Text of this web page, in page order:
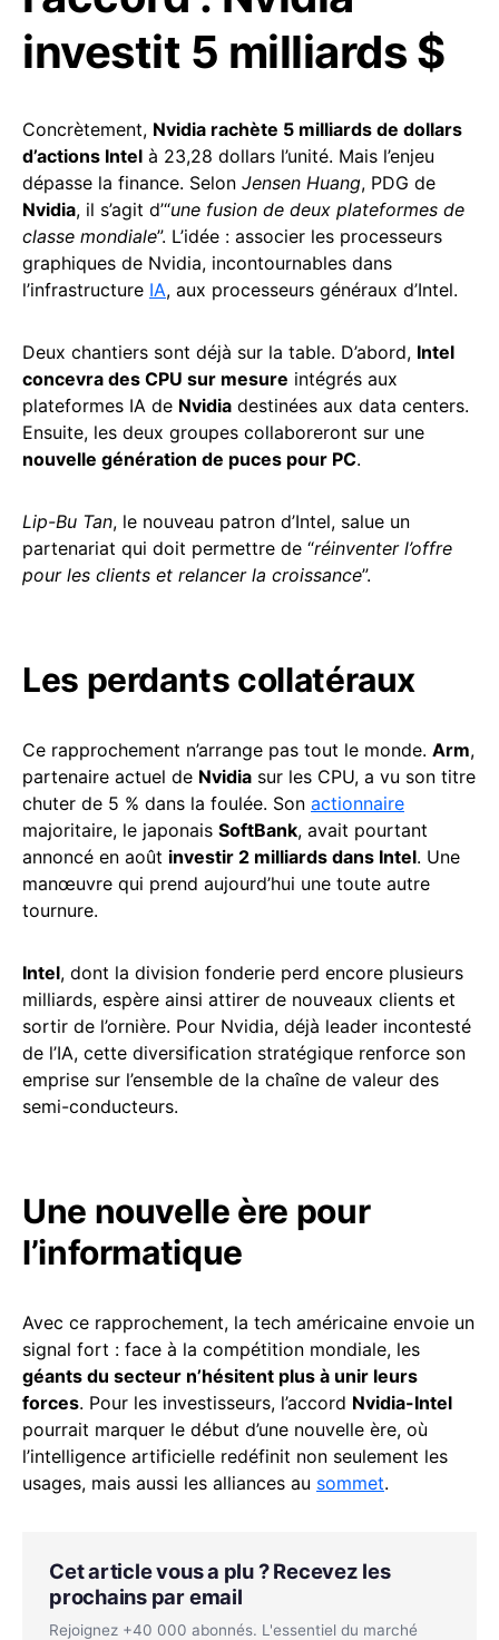
investit 5 milliards $
Concrètement, Nvidia rachète 5 milliards de dollars
d’actions Intel à 23,28 dollars l’unité. Mais l’enjeu
dépasse la finance. Selon Jensen Huang, PDG de
Nvidia, il s’agit d’“une fusion de deux plateformes de
classe mondiale”. L’idée : associer les processeurs
graphiques de Nvidia, incontournables dans
l’infrastructure IA, aux processeurs généraux d’Intel.
Deux chantiers sont déjà sur la table. D’abord, Intel
concevra des CPU sur mesure intégrés aux
plateformes IA de Nvidia destinées aux data centers.
Ensuite, les deux groupes collaboreront sur une
nouvelle génération de puces pour PC.
Lip-Bu Tan, le nouveau patron d’Intel, salue un
partenariat qui doit permettre de “réinventer l’offre
pour les clients et relancer la croissance”.
Les perdants collatéraux
Ce rapprochement n’arrange pas tout le monde. Arm,
partenaire actuel de Nvidia sur les CPU, a vu son titre
chuter de 5 % dans la foulée. Son actionnaire
majoritaire, le japonais SoftBank, avait pourtant
annoncé en août investir 2 milliards dans Intel. Une
manœuvre qui prend aujourd’hui une toute autre
tournure.
Intel, dont la division fonderie perd encore plusieurs
milliards, espère ainsi attirer de nouveaux clients et
sortir de l’ornière. Pour Nvidia, déjà leader incontesté
de l’IA, cette diversification stratégique renforce son
emprise sur l’ensemble de la chaîne de valeur des
semi-conducteurs.
Une nouvelle ère pour
l’informatique
Avec ce rapprochement, la tech américaine envoie un
signal fort : face à la compétition mondiale, les
géants du secteur n’hésitent plus à unir leurs
forces. Pour les investisseurs, l’accord Nvidia-Intel
pourrait marquer le début d’une nouvelle ère, où
l’intelligence artificielle redéfinit non seulement les
usages, mais aussi les alliances au sommet.
Cet article vous a plu ? Recevez les
prochains par email
Rejoignez +40 000 abonnés. L'essentiel du marché